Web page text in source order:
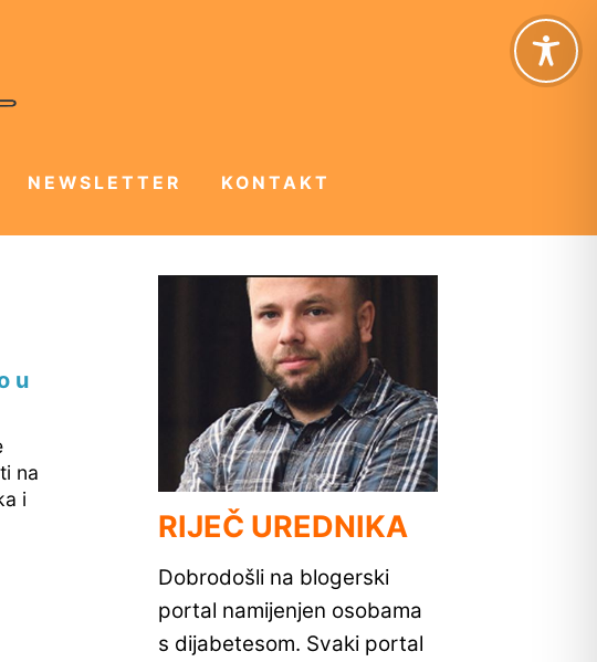
NEWSLETTER KONTAKT
u
na
i
RIJEČ UREDNIKA
Dobrodošli na blogerski
portal namijenjen osobama
s dijabetesom. Svaki portal